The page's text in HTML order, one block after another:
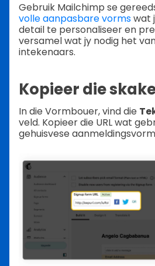
Gebruik Mailchimp se
volle aanpasbare vormswat
detail te personaliseer en
versamel wat jy nodig het
intekenaars.
Kopieer die
In die Vormbouer, vind die
veld. Kopieer die URL wat
gehuisvese